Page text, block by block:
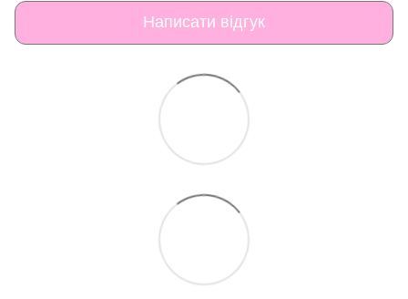
Написати відгук